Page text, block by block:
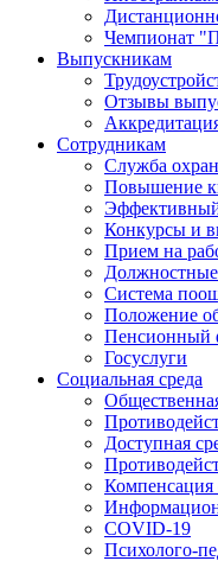
Чемпионат
Выпускникам
Отзывы
Сотрудникам
Служба
Повышение
Конкурсы и
Прием на
Система
Положение
Пенсионный
Госуслуги
Социальная среда
Доступная
Компенсация
COVID-19
Психолого-